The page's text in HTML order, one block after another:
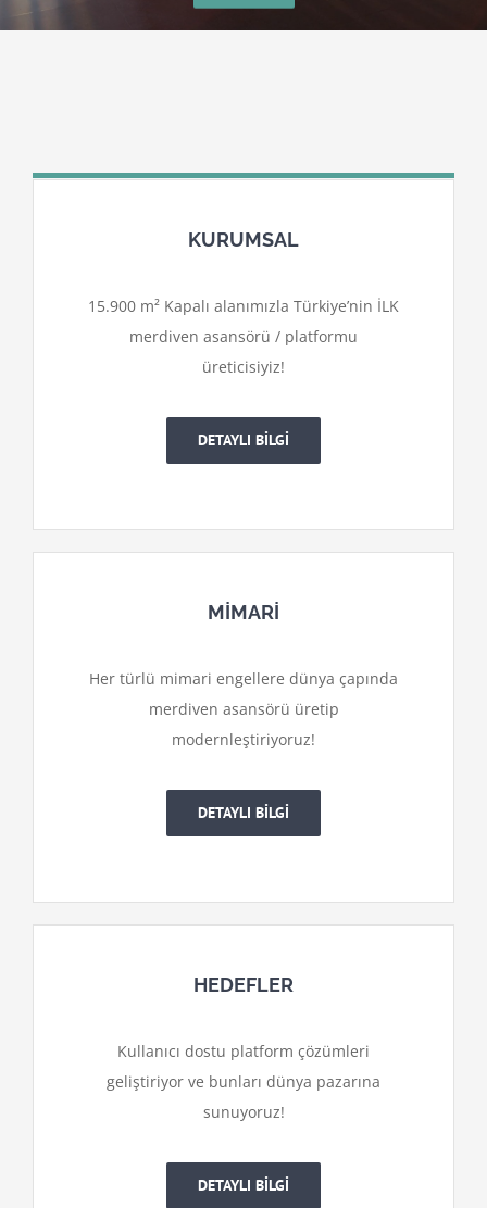
KURUMSAL
15.900 m² Kapalı alanımızla Türkiye’nin İLK
merdiven asansörü / platformu
üreticisiyiz!
DETAYLI BİLGİ
MİMARİ
Her türlü mimari engellere dünya çapında
merdiven asansörü üretip
modernleştiriyoruz!
DETAYLI BİLGİ
HEDEFLER
Kullanıcı dostu platform çözümleri
geliştiriyor ve bunları dünya pazarına
sunuyoruz!
DETAYLI BİLGİ